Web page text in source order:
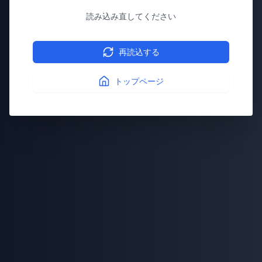
読み込み直してください
再読込する
トップページ